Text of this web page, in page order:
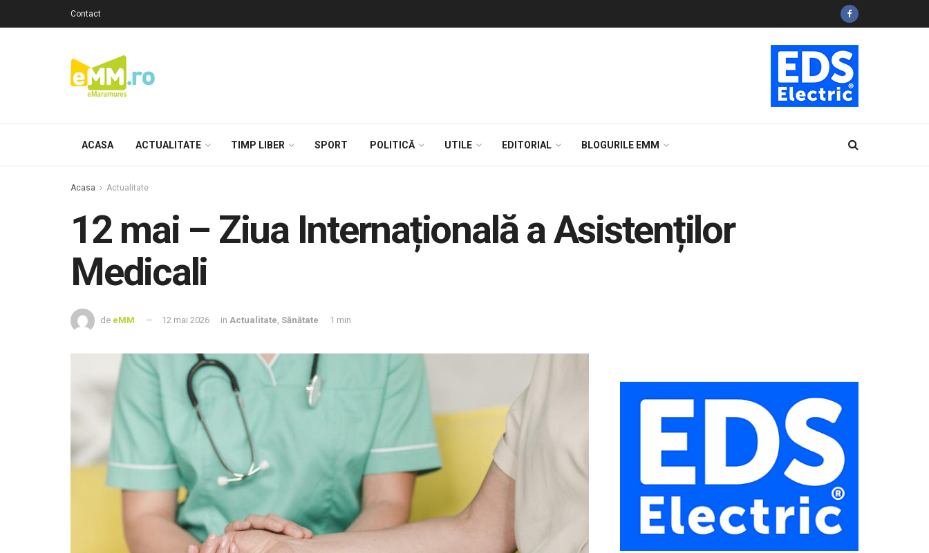
Contact
ACASA ACTUALITATE TIMP LIBER SPORT POLITICĂ UTILE EDITORIAL BLOGURILE EMM
Acasa Actualitate
12 mai – Ziua Internațională a Asistenților
Medicali
de eMM 12 mai 2026 in Actualitate, Sănătate 1 min